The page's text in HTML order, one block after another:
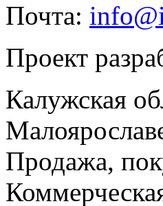
Почта:
Проект
Калужская
Продажа,